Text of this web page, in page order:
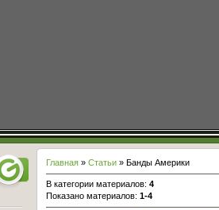
Главная » Статьи » Банды Америки
В категории материалов: 4
Показано материалов: 1-4